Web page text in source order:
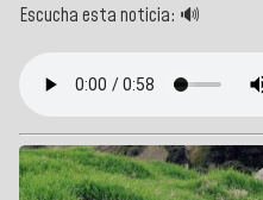
Escucha esta noticia: 🔊